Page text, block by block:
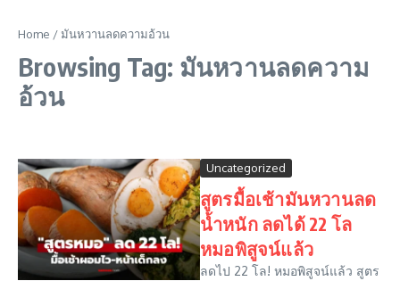
Home /มันหวานลดความอ้วน
Browsing Tag: มันหวานลดความ
อ้วน
Uncategorized
สูตรมื้อเช้ามันหวานลด
น้ำหนัก ลดได้ 22 โล
หมอพิสูจน์แล้ว
ลดไป 22 โล! หมอพิสูจน์แล้ว สูตร